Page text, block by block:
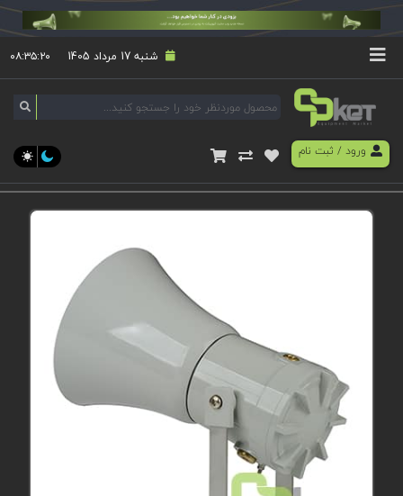
شنبه 17 مرداد 1405 ۰۸:۳۵:۲۰
ورود/ ثبت نام